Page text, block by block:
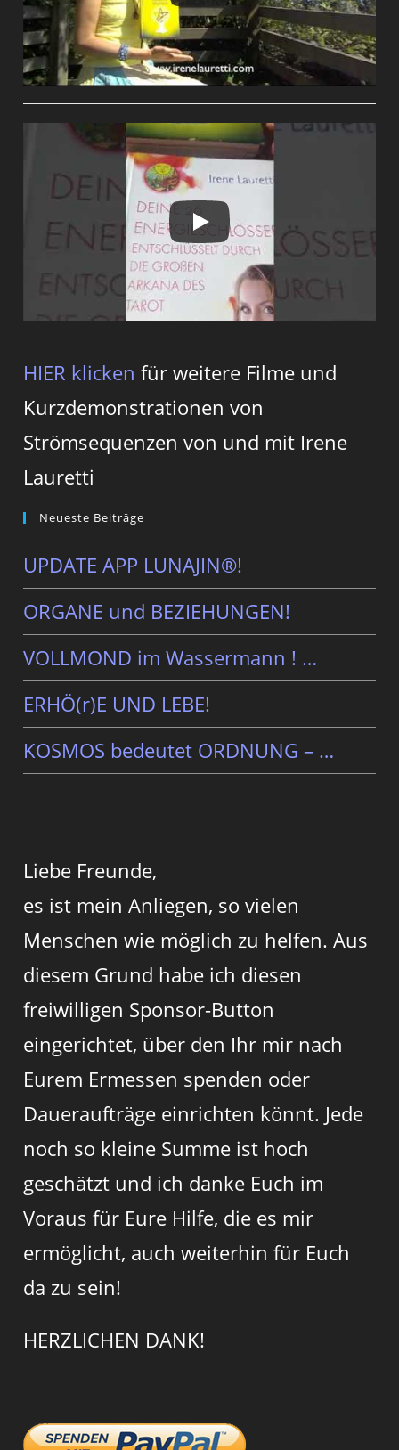
HIER klicken für weitere Filme und
Kurzdemonstrationen von
Strömsequenzen von und mit Irene
Lauretti
Neueste Beiträge
UPDATE APP LUNAJIN®!
ORGANE und BEZIEHUNGEN!
VOLLMOND im Wassermann ! …
ERHÖ(r)E UND LEBE!
KOSMOS bedeutet ORDNUNG – …
Liebe Freunde,
es ist mein Anliegen, so vielen
Menschen wie möglich zu helfen. Aus
diesem Grund habe ich diesen
freiwilligen Sponsor-Button
eingerichtet, über den Ihr mir nach
Eurem Ermessen spenden oder
Daueraufträge einrichten könnt. Jede
noch so kleine Summe ist hoch
geschätzt und ich danke Euch im
Voraus für Eure Hilfe, die es mir
ermöglicht, auch weiterhin für Euch
da zu sein!
HERZLICHEN DANK!